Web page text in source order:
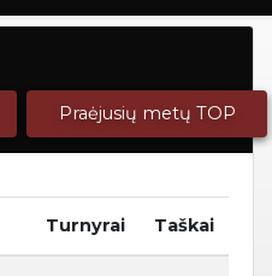
Praėjusių metų TOP
Turnyrai Taškai